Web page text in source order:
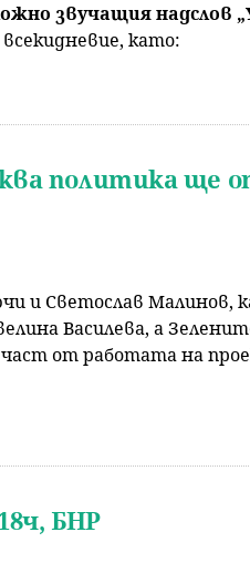
звучащия надслов
като:
политика ще
и Светослав Малинов,
Василева, а
от работата на
БНР